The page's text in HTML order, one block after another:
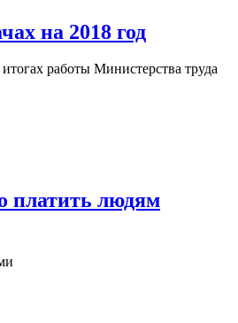
на 2018 год
работы Министерства труда
платить людям